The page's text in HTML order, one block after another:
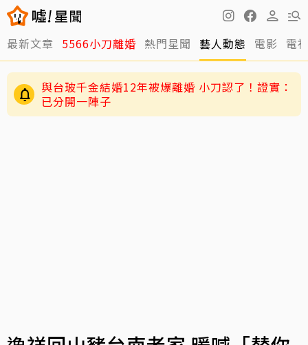
最新文章 5566小刀離婚 熱門星聞 藝人動態 電影 電
與台玻千金結婚12年被爆離婚 小刀認了！證實：
已分開一陣子